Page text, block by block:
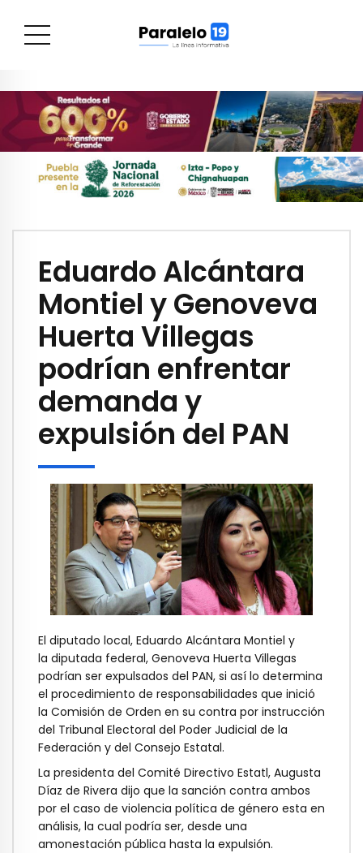
Eduardo Alcántara
Montiel y Genoveva
Huerta Villegas
podrían enfrentar
demanda y
expulsión del PAN
El diputado local, Eduardo Alcántara Montiel y
la diputada federal, Genoveva Huerta Villegas
podrían ser expulsados del PAN, si así lo determina
el procedimiento de responsabilidades que inició
la Comisión de Orden en su contra por instrucción
del Tribunal Electoral del Poder Judicial de la
Federación y del Consejo Estatal.
La presidenta del Comité Directivo Estatl, Augusta
Díaz de Rivera dijo que la sanción contra ambos
por el caso de violencia política de género esta en
análisis, la cual podría ser, desde una
amonestación pública hasta la expulsión.